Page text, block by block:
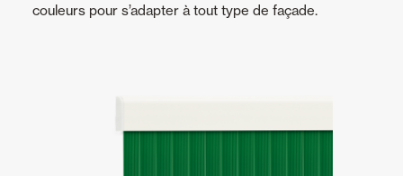
couleurs pour s’adapter à tout type de façade.